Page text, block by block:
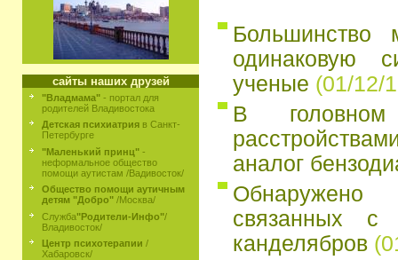
сайты наших друзей
"Владмама" - портал для
родителей Владивостока
Детская психиатрия в Санкт-
Петербурге
"Маленький принц" -
неформальное общество
помощи аутистам /Вадивосток/
Общество помощи аутичным
детям "Добро" /Москва/
Служба"Родители-Инфо"/
Владивосток/
Центр психотерапии /
Хабаровск/
Большинство
одинаковую
ученые (01/12/
В
аналог
связанных с
канделябров